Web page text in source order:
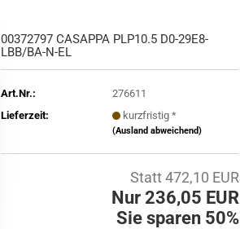
00372797 CASAPPA PLP10.5 D0-29E8-
LBB/BA-N-EL
Art.Nr.:
276611
Lieferzeit:
kurzfristig *
(Ausland abweichend)
Statt 472,10 EUR
Nur 236,05 EUR
Sie sparen 50%